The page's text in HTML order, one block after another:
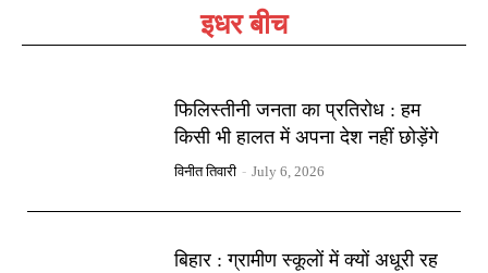
इधर बीच
फिलिस्तीनी जनता का प्रतिरोध : हम
किसी भी हालत में अपना देश नहीं छोड़ेंगे
विनीत तिवारी - July 6, 2026
बिहार : ग्रामीण स्कूलों में क्यों अधूरी रह